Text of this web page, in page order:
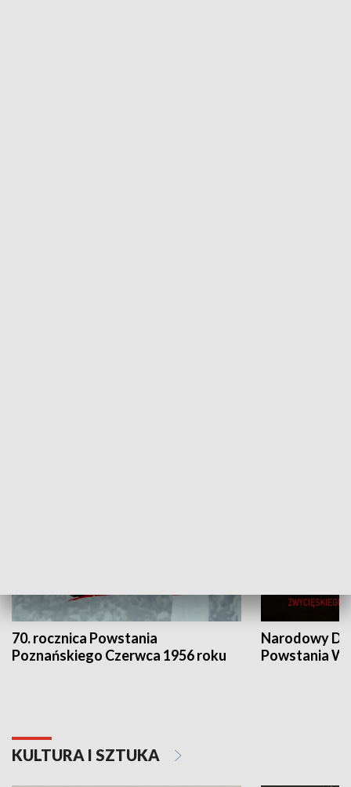
70. rocznica Powstania
Poznańskiego Czerwca 1956 roku
Narodowy
Powstania
KULTURA I SZTUKA